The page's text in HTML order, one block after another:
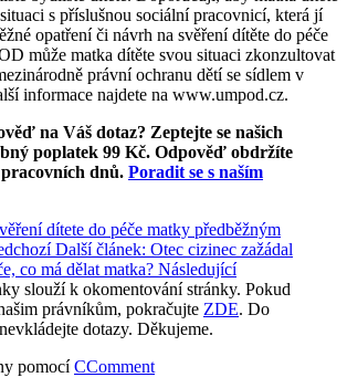
s příslušnou sociální pracovnicí, která jí
opatření či návrh na svěření dítěte do péče
může matka dítěte svou situaci zkonzultovat
právní ochranu dětí se sídlem v
informace najdete na www.umpod.cz.
na Váš dotaz? Zeptejte se našich
poplatek 99 Kč. Odpověď obdržíte
dnů. Poradit se s naším
dítete do péče matky předběžným
Další článek: Otec cizinec zažádal
co má dělat matka? Následující
slouží k okomentování stránky. Pokud
právníkům, pokračujte ZDE. Do
dotazy. Děkujeme.
pomocíCComment